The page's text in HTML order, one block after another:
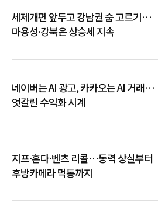
세제개편 앞두고 강남권 숨 고르기…
마용성·강북은 상승세 지속
네이버는 AI 광고, 카카오는 AI 거래…
엇갈린 수익화 시계
지프·혼다·벤츠 리콜…동력 상실부터
후방카메라 먹통까지